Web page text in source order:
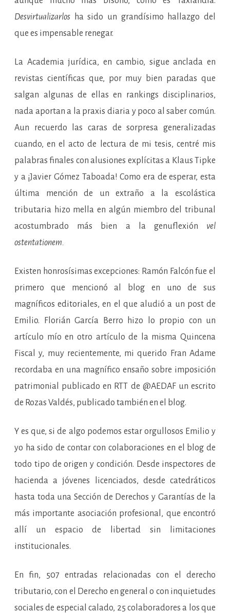
Desvirtualizarlos ha sido un grandísimo hallazgo del
que es impensable renegar.
La Academia jurídica, en cambio, sigue anclada en
revistas científicas que, por muy bien paradas que
salgan algunas de ellas en rankings disciplinarios,
nada aportan a la praxis diaria y poco al saber común.
Aun recuerdo las caras de sorpresa generalizadas
cuando, en el acto de lectura de mi tesis, centré mis
palabras finales con alusiones explícitas a Klaus Tipke
y a ¡Javier Gómez Taboada! Como era de esperar, esta
última mención de un extraño a la escolástica
tributaria hizo mella en algún miembro del tribunal
acostumbrado más bien a la genuflexión vel
ostentationem.
Existen honrosísimas excepciones: Ramón Falcón fue el
primero que mencionó al blog en uno de sus
magníficos editoriales, en el que aludió a un post de
Emilio. Florián García Berro hizo lo propio con un
artículo mío en otro artículo de la misma Quincena
Fiscal y, muy recientemente, mi querido Fran Adame
recordaba en una magnífico ensaño sobre imposición
patrimonial publicado en RTT de @AEDAF un escrito
de Rozas Valdés, publicado también en el blog.
Y es que, si de algo podemos estar orgullosos Emilio y
yo ha sido de contar con colaboraciones en el blog de
todo tipo de origen y condición. Desde inspectores de
hacienda a jóvenes licenciados, desde catedráticos
hasta toda una Sección de Derechos y Garantías de la
más importante asociación profesional, que encontró
allí un espacio de libertad sin limitaciones
institucionales.
En fin, 507 entradas relacionadas con el derecho
tributario, con el Derecho en general o con inquietudes
sociales de especial calado, 25 colaboradores a los que